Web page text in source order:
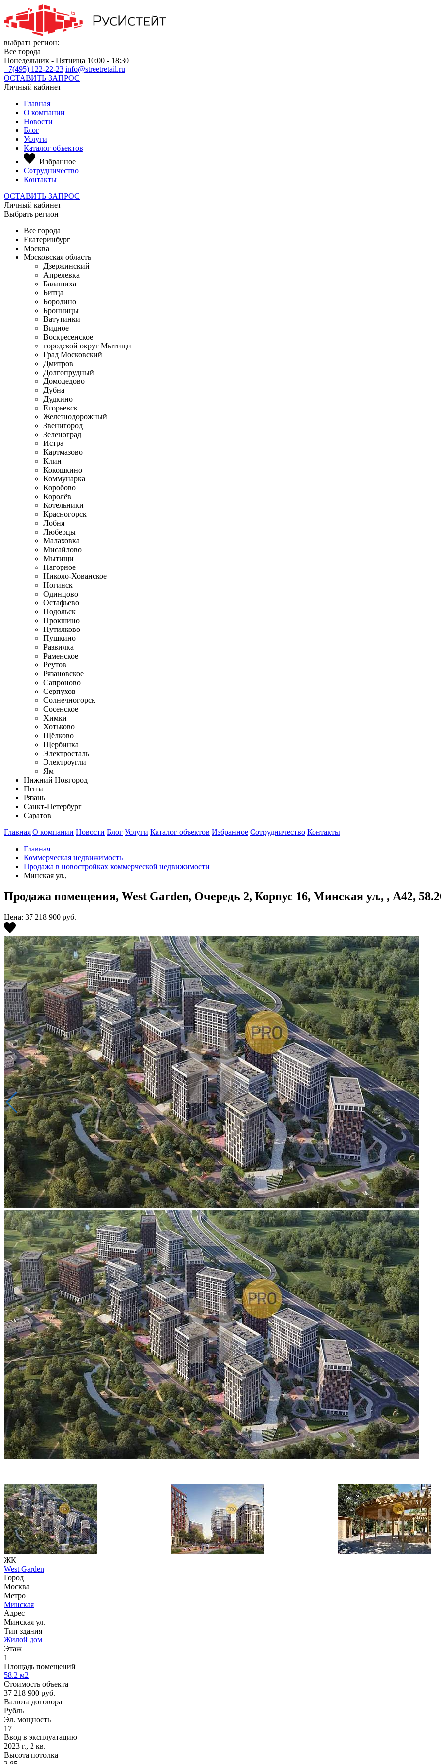
выбрать регион:
Все города
Понедельник - Пятница 10:00 - 18:30
+7(495) 122-22-23 info@streetretail.ru
ОСТАВИТЬ ЗАПРОС
Личный кабинет
Главная
О компании
Новости
Блог
Услуги
Каталог объектов
Избранное
Сотрудничество
Контакты
ОСТАВИТЬ ЗАПРОС
Личный кабинет
Выбрать регион
Все города
Екатеринбург
Москва
Московская область
Дзержинский
Апрелевка
Балашиха
Битца
Бородино
Бронницы
Ватутинки
Видное
Воскресенское
городской округ Мытищи
Град Московский
Дмитров
Долгопрудный
Домодедово
Дубна
Дудкино
Егорьевск
Железнодорожный
Звенигород
Зеленоград
Истра
Картмазово
Клин
Кокошкино
Коммунарка
Коробово
Королёв
Котельники
Красногорск
Лобня
Люберцы
Малаховка
Мисайлово
Мытищи
Нагорное
Николо-Хованское
Ногинск
Одинцово
Остафьево
Подольск
Прокшино
Путилково
Пушкино
Развилка
Раменское
Реутов
Рязановское
Сапроново
Серпухов
Солнечногорск
Сосенское
Химки
Хотьково
Щёлково
Щербинка
Электросталь
Электроугли
Ям
Нижний Новгород
Пенза
Рязань
Санкт-Петербург
Саратов
Главная О компании Новости Блог Услуги Каталог объектов Избранное Сотрудничество Контакты
Главная
Коммерческая недвижимость
Продажа в новостройках коммерческой недвижимости
Минская ул.,
Продажа помещения, West Garden, Очередь 2, Корпус 16, Минская ул., , А42,
Цена: 37 218 900 руб.
ЖК
West Garden
Город
Москва
Метро
Минская
Адрес
Минская ул.
Тип здания
Жилой дом
Этаж
1
Площадь помещений
58.2 м2
Стоимость объекта
37 218 900 руб.
Валюта договора
Рубль
Эл. мощность
17
Ввод в эксплуатацию
2023 г., 2 кв.
Высота потолка